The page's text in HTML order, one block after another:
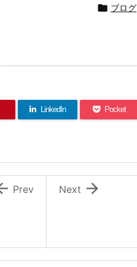
 ブログ
LinkedIn Pocket

Next
Prev